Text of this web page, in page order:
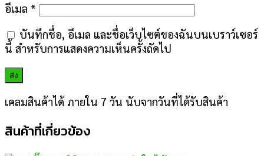
อีเมล *
บันทึกชื่อ, อีเมล และชื่อเว็บไซต์ของฉันบนเบราว์เซอร์
นี้ สำหรับการแสดงความเห็นครั้งถัดไป
เคลมสินค้าได้ ภายใน 7 วัน นับจากวันที่ได้รับสินค้า
สินค้าที่เกี่ยวข้อง